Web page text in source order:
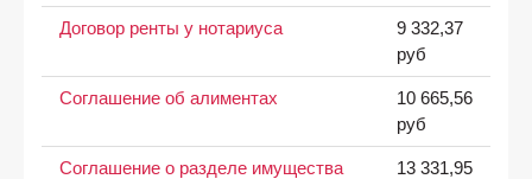
Договор ренты у нотариуса
9 332,37
руб
Соглашение об алиментах
10 665,56
руб
Соглашение о разделе имущества
13 331,95